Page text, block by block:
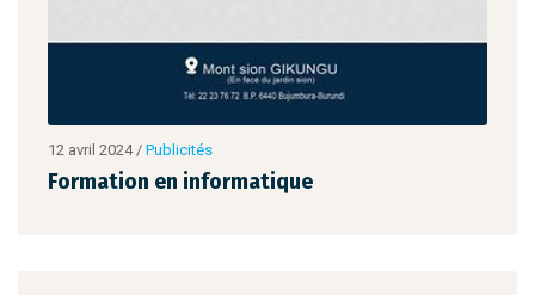
12 avril 2024/ Publicités
Formation en informatique